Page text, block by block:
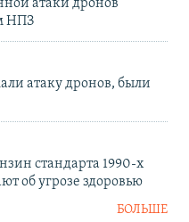
атаки дронов
НПЗ
атаку дронов, были
стандарта 1990-х
об угрозе здоровью
БОЛЬШЕ